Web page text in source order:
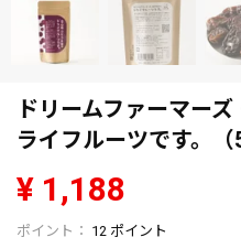
ドリームファーマー
ライフルーツです。（
¥ 1,188
12 ポイント